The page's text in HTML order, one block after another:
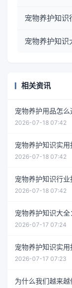
宠物养护知识
宠物养护知识
相关资讯
宠物养护用品怎
2026-07-18 07:42
宠物养护知识实
2026-07-18 07:42
宠物养护知识行
2026-07-18 07:42
宠物养护知识大
2026-07-17 07:24
宠物养护知识实
2026-07-17 07:23
为什么我们越来